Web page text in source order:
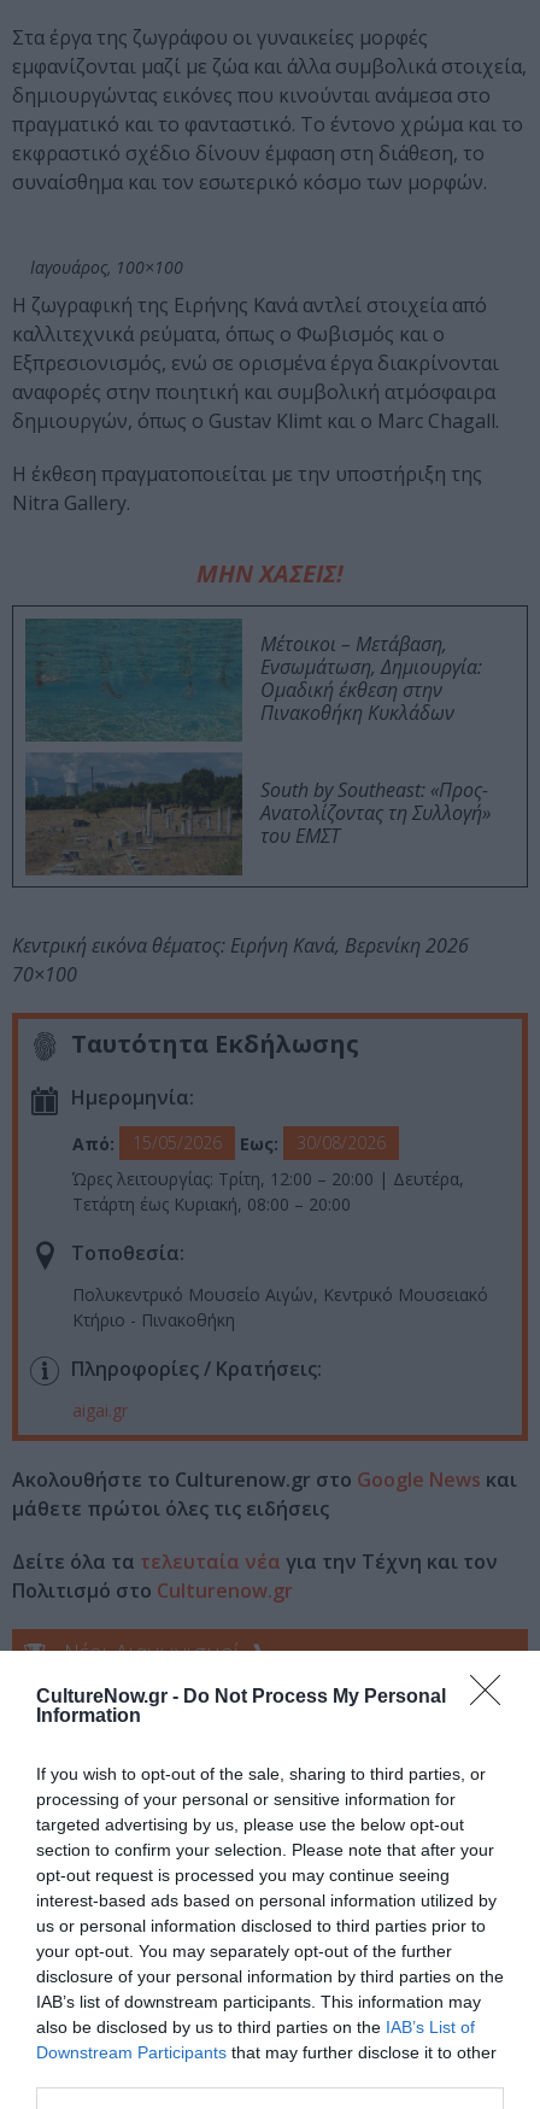
CultureNow.gr - Do Not Process My Personal
Information
If you wish to opt-out of the sale, sharing to third parties, or
processing of your personal or sensitive information for
targeted advertising by us, please use the below opt-out
section to confirm your selection. Please note that after your
opt-out request is processed you may continue seeing
interest-based ads based on personal information utilized by
us or personal information disclosed to third parties prior to
your opt-out. You may separately opt-out of the further
disclosure of your personal information by third parties on the
IAB’s list of downstream participants. This information may
also be disclosed by us to third parties on the IAB’s List of
Downstream Participants that may further disclose it to other
Στα έργα της ζωγράφου οι γυναικείες μορφές
εμφανίζονται μαζί με ζώα και άλλα συμβολικά στοιχεία,
δημιουργώντας εικόνες που κινούνται ανάμεσα στο
πραγματικό και το φανταστικό. Το έντονο χρώμα και το
εκφραστικό σχέδιο δίνουν έμφαση στη διάθεση, το
συναίσθημα και τον εσωτερικό κόσμο των μορφών.
Ιαγουάρος, 100×100
Η ζωγραφική της Ειρήνης Κανά αντλεί στοιχεία από
καλλιτεχνικά ρεύματα, όπως ο Φωβισμός και ο
Εξπρεσιονισμός, ενώ σε ορισμένα έργα διακρίνονται
αναφορές στην ποιητική και συμβολική ατμόσφαιρα
δημιουργών, όπως ο Gustav Klimt και ο Marc Chagall.
Η έκθεση πραγματοποιείται με την υποστήριξη της
Nitra Gallery.
ΜΗΝ ΧΑΣΕΙΣ!
Μέτοικοι – Μετάβαση,
Ενσωμάτωση, Δημιουργία:
Ομαδική έκθεση στην
Πινακοθήκη Κυκλάδων
South by Southeast: «Προς-
Ανατολίζοντας τη Συλλογή»
του ΕΜΣΤ
Κεντρική εικόνα θέματος: Ειρήνη Κανά, Βερενίκη 2026
70×100
Ταυτότητα Εκδήλωσης
Ημερομηνία:
Από: 15/05/2026 Εως:
30/08/2026
Ώρες λειτουργίας: Τρίτη, 12:00 – 20:00 | Δευτέρα,
Τετάρτη έως Κυριακή, 08:00 – 20:00
Τοποθεσία:
Πολυκεντρικό Μουσείο Αιγών, Κεντρικό Μουσειακό
Κτήριο - Πινακοθήκη
Πληροφορίες / Κρατήσεις:
aigai.gr
Ακολουθήστε το Culturenow.gr στο Google News και
μάθετε πρώτοι όλες τις ειδήσεις
Δείτε όλα τα τελευταία νέα για την Τέχνη και τον
Πολιτισμό στο Culturenow.gr
Νέοι Διαγωνισμοί❯
Tags
ΖΩΓΡΑΦΙΚΗ
ΖΩΓΡΑΦΟΣ
Newsletter
Κάθε βδομάδα στο e-mail σας τα τελευταία νέα για
την Τέχνη και τον Πολιτισμό!
Ακολουθήστε το Culturenow.gr